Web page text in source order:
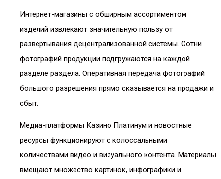
Интернет-магазины с обширным ассортиментом
изделий извлекают значительную пользу от
развертывания децентрализованной системы. Сотни
фотографий продукции подгружаются на каждой
разделе раздела. Оперативная передача фотографий
большого разрешения прямо сказывается на продажи и
сбыт.
Медиа-платформы Казино Платинум и новостные
ресурсы функционируют с колоссальными
количествами видео и визуального контента. Материалы
вмещают множество картинок, инфографики и